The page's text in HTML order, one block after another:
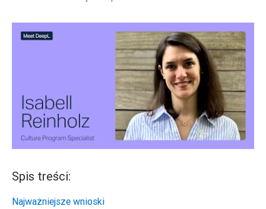
Spis treści:
Najważniejsze wnioski